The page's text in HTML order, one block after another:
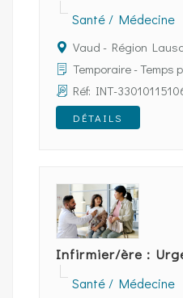
Santé / Médecine
Vaud - Région
Temporaire - Temps
Réf: INT-
DÉTAILS
Infirmier/ère :
Santé / Médecine